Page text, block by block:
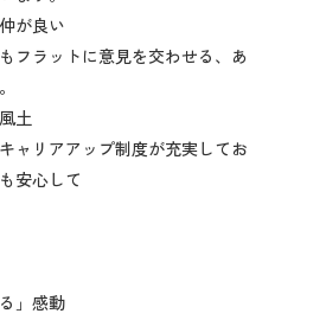
が良い
フラットに意見を交わせる、あ
土
ャリアアップ制度が充実してお
安心して
」感動